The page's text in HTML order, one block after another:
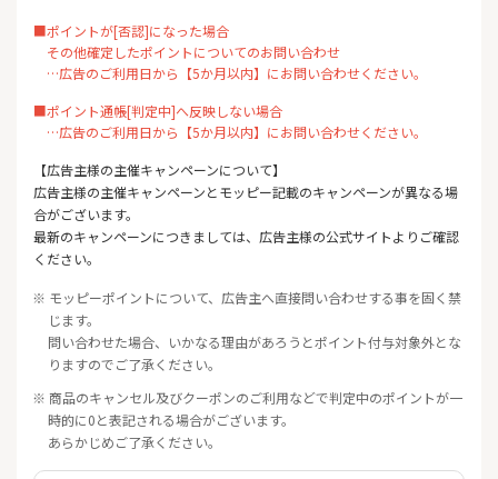
■ポイントが[否認]になった場合
その他確定したポイントについてのお問い合わせ
…広告のご利用日から【5か月以内】にお問い合わせください。
■ポイント通帳[判定中]へ反映しない場合
…広告のご利用日から【5か月以内】にお問い合わせください。
【広告主様の主催キャンペーンについて】
広告主様の主催キャンペーンとモッピー記載のキャンペーンが異なる場
合がございます。
最新のキャンペーンにつきましては、広告主様の公式サイトよりご確認
ください。
※ モッピーポイントについて、広告主へ直接問い合わせする事を固く禁
じます。
問い合わせた場合、いかなる理由があろうとポイント付与対象外とな
りますのでご了承ください。
※ 商品のキャンセル及びクーポンのご利用などで判定中のポイントが一
時的に0と表記される場合がございます。
あらかじめご了承ください。